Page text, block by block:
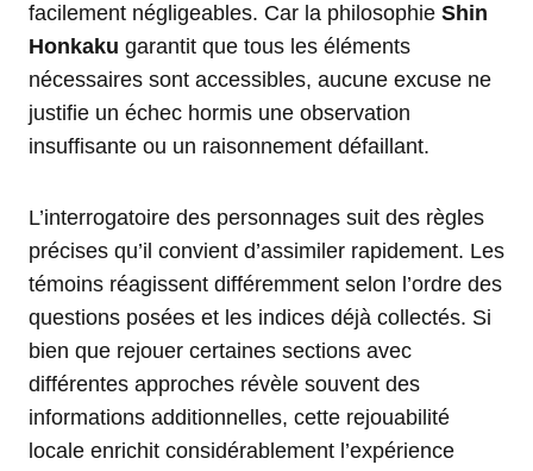
facilement négligeables. Car la philosophie Shin
Honkaku garantit que tous les éléments
nécessaires sont accessibles, aucune excuse ne
justifie un échec hormis une observation
insuffisante ou un raisonnement défaillant.
L’interrogatoire des personnages suit des règles
précises qu’il convient d’assimiler rapidement. Les
témoins réagissent différemment selon l’ordre des
questions posées et les indices déjà collectés. Si
bien que rejouer certaines sections avec
différentes approches révèle souvent des
informations additionnelles, cette rejouabilité
locale enrichit considérablement l’expérience